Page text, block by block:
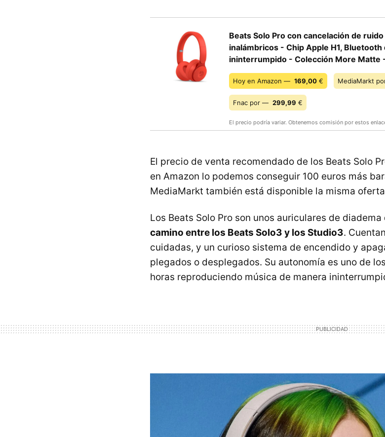
Beats Solo Pro con cancelación de
inalámbricos - Chip Apple H1,
ininterrumpido - Colección More Matte
Hoy en Amazon — 169,00 € MediaMarkt
Fnac por — 299,99 €
El precio podría variar. Obtenemos comisión por estos
El precio de venta recomendado de los Beats Solo
en Amazon lo podemos conseguir 100 euros más
MediaMarkt también está disponible la misma
Los Beats Solo Pro son unos auriculares de diadema
camino entre los Beats Solo3 y los Studio3.
cuidadas, y un curioso sistema de encendido y
plegados o desplegados. Su autonomía es uno de
horas reproduciendo música de manera